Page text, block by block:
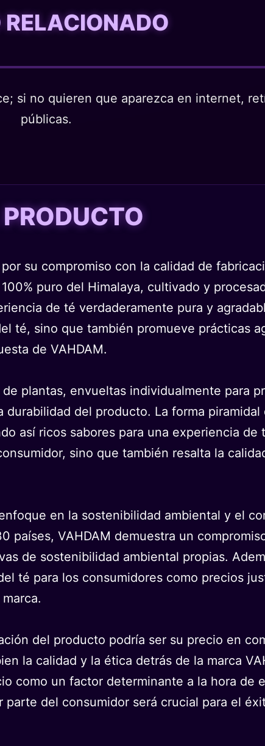
RELACIONADO
si no quieren que aparezca en internet,
públicas.
su compromiso con la calidad de
puro del Himalaya, cultivado y
de té verdaderamente pura y
té, sino que también promueve prácticas
de VAHDAM.
plantas, envueltas individualmente para
del producto. La forma
así ricos sabores para una experiencia de
sino que también resalta la
en la sostenibilidad ambiental y el
países, VAHDAM demuestra un
de sostenibilidad ambiental propias.
té para los consumidores como precios
del producto podría ser su precio en
la calidad y la ética detrás de la marca
como un factor determinante a la hora de
del consumidor será crucial para el